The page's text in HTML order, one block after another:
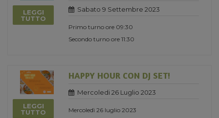
LEGGI
TUTTO
Sabato 9 Settembre 2023
Primo turno ore 09:30
Secondo turno ore 11:30
LEGGI
TUTTO
HAPPY HOUR CON DJ SET!
Mercoledi 26 Luglio 2023
Mercoledì 26 luglio 2023